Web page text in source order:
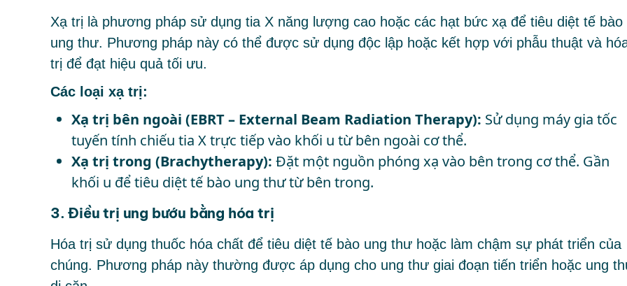
Xạ trị là phương pháp sử dụng tia X năng lượng cao hoặc các hạt bức xạ để tiêu diệt tế bào
ung thư. Phương pháp này có thể được sử dụng độc lập hoặc kết hợp với phẫu thuật và
trị để đạt hiệu quả tối ưu.
Các loại xạ trị:
Xạ trị bên ngoài (EBRT – External Beam Radiation Therapy): Sử dụng máy gia tốc
tuyến tính chiếu tia X trực tiếp vào khối u từ bên ngoài cơ thể.
Xạ trị trong (Brachytherapy): Đặt một nguồn phóng xạ vào bên trong cơ thể. Gần
khối u để tiêu diệt tế bào ung thư từ bên trong.
3. Điều trị ung bướu bằng hóa trị
Hóa trị sử dụng thuốc hóa chất để tiêu diệt tế bào ung thư hoặc làm chậm sự phát triển của
chúng. Phương pháp này thường được áp dụng cho ung thư giai đoạn tiến triển hoặc ung